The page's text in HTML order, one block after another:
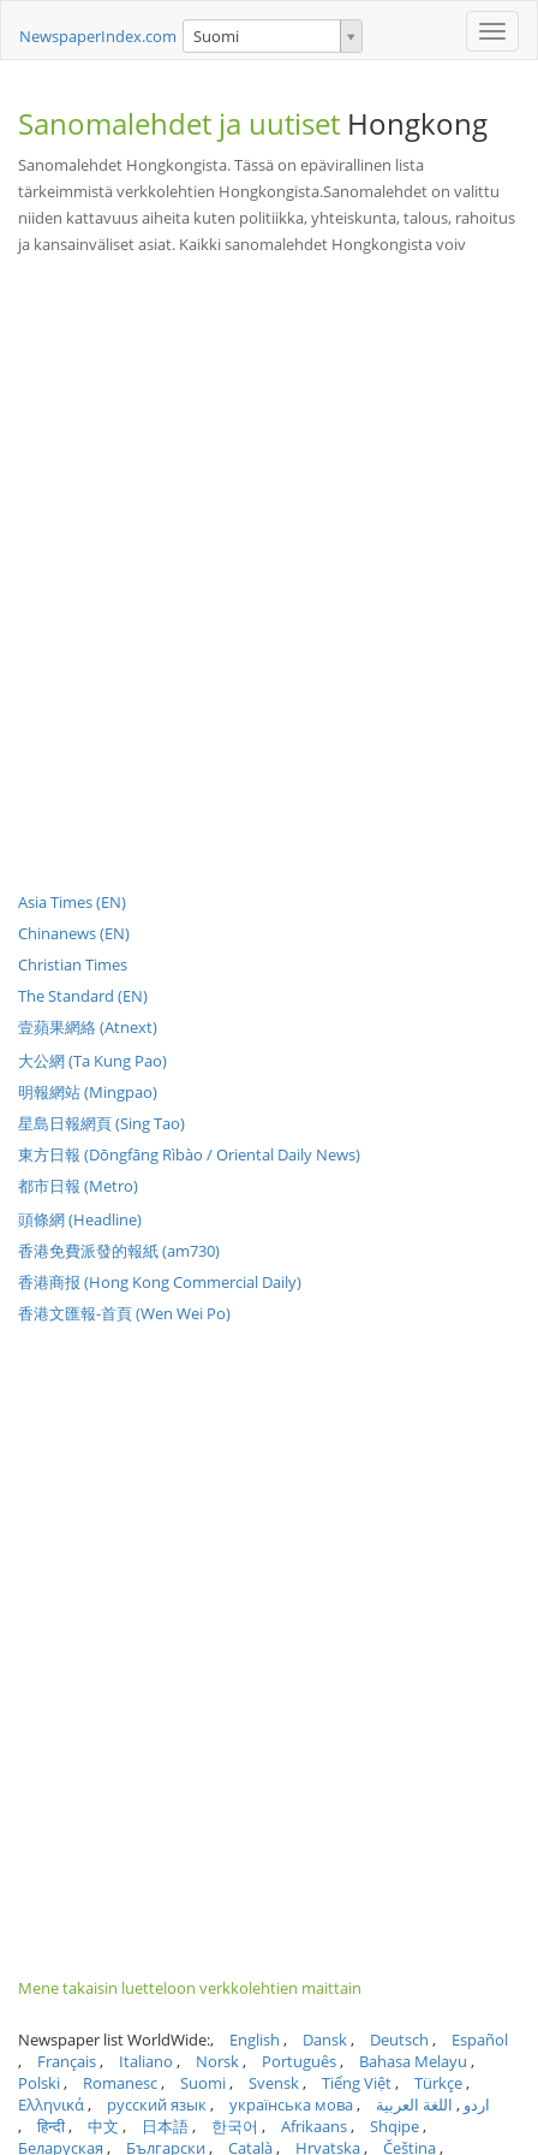
Toggle
NewspaperIndex.com Suomi
Sanomalehdet ja uutiset Hongkong
Sanomalehdet Hongkongista. Tässä on epävirallinen lista
tärkeimmistä verkkolehtien Hongkongista.Sanomalehdet on valittu
niiden kattavuus aiheita kuten politiikka, yhteiskunta, talous, rahoitus
ja kansainväliset asiat. Kaikki sanomalehdet Hongkongista voiv
Asia Times (EN)
Chinanews (EN)
Christian Times
The Standard (EN)
壹蘋果網絡 (Atnext)
大公網 (Ta Kung Pao)
明報網站 (Mingpao)
星島日報網頁 (Sing Tao)
東方日報 (Dōngfāng Rìbào / Oriental Daily News)
都市日報 (Metro)
頭條網 (Headline)
香港免費派發的報紙 (am730)
香港商报 (Hong Kong Commercial Daily)
香港文匯報-首頁 (Wen Wei Po)
Mene takaisin luetteloon verkkolehtien maittain
Newspaper list WorldWide: English Dansk Deutsch
Español
Français
Italiano Norsk Português
Bahasa Melayu
Polski
Romanesc Suomi Svensk Tiếng Việt
Türkçe
Ελληνικά
русский язык українська мова اردو
اللغة العربية
हिन्दी
中文 日本語 한국어 Afrikaans
Shqipe
Беларуская
Български Català Hrvatska Čeština